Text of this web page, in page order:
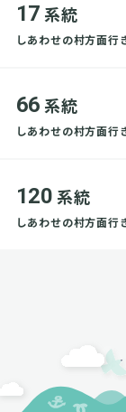
17 系統
しあわせの村方面行
66 系統
しあわせの村方面行
120 系統
しあわせの村方面行